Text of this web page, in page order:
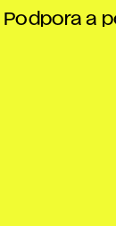
Podpora a